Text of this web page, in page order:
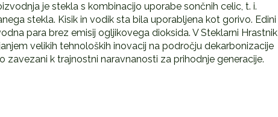
je stekla s kombinacijo uporabe sončnih celic, t. i.
stekla. Kisik in vodik sta bila uporabljena kot gorivo. Edini
para brez emisij ogljikovega dioksida. V Steklarni Hrastnik
velikih tehnoloških inovacij na področju dekarbonizacije
zavezani k trajnostni naravnanosti za prihodnje generacije.